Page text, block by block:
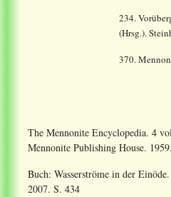
234.
(Hrsg.).
370.
The Mennonite Encyclopedia. 4
Mennonite Publishing House.
Buch: Wasserströme in der
2007. S. 434